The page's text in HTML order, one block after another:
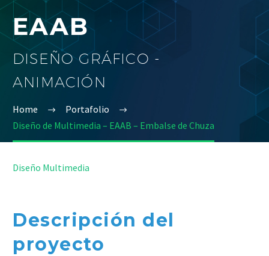
EAAB
DISEÑO GRÁFICO -
ANIMACIÓN
Home
Portafolio
Diseño de Multimedia – EAAB – Embalse de Chuza
Diseño Multimedia
Descripción del
proyecto